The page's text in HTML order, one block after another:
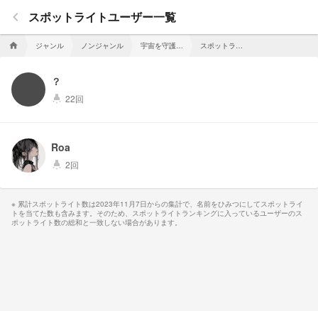
keyboard_arrow_left スポットライトユーザー一覧
home ジャンル ノンジャンル
？
highlight 22回
Roa
highlight 2回
累計スポットライト数は2023年11月7日からの集計で、名前をひみつにしてスポットライ
トを当てた数も含みます。そのため、スポットライトランキングに入っているユーザーのス
ポットライト数の総和と一致しない場合があります。